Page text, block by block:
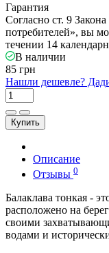
Гарантия
Согласно ст. 9
потребителей», вы
течении 14
В наличии
85 грн
Нашли дешевле?
Купить
Описание
Отзывы 0
Балаклава тонкая -
расположено на
своими
водами и